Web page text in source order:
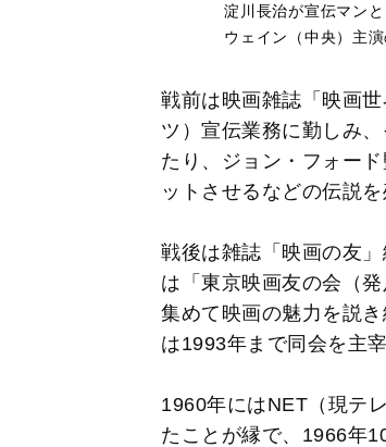
淀川長治が宣伝マン
ウェイン（中央）主演
戦前は映画雑誌「映画
ツ）宣伝業務に勤しみ
たり、ジョン・フォー
ットさせるなどの伝説を
戦後は雑誌「映画の友
は「東京映画友の会（
集めて映画の魅力を説
は1993年まで同会を主
1960年にはNET（現テ
たことが縁で、1966年